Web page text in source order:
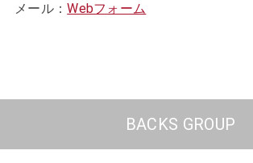
メール：Webフォーム
BACKS GROUP